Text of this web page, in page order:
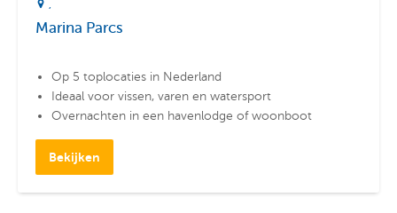
Marina Parcs
Op 5 toplocaties in Nederland
Ideaal voor vissen, varen en watersport
Overnachten in een havenlodge of woonboot
Bekijken